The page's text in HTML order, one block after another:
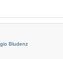
Bludenz